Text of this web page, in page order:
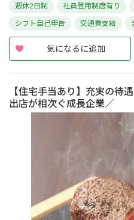
週休2日制
社員登用制度有り
シフト自己申告
交通費支給
気になるに追加
【住宅手当あり】充実の待
出店が相次ぐ成長企業／